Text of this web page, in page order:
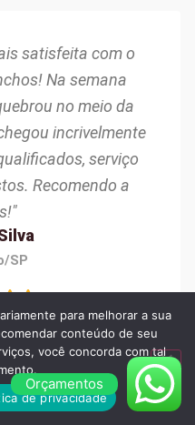
satisfeita com o
Na semana
no meio da
incrivelmente
serviço
Recomendo a
SP
a Célio Guinchos!
Orçamentos
para melhorar a sua
conteúdo de seu
você concorda com tal
de privacidade